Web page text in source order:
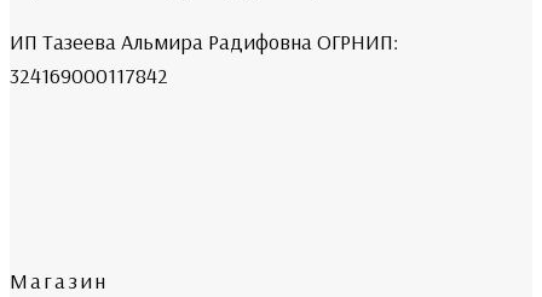
ИП Тазеева Альмира Радифовна ОГРНИП:
324169000117842
Магазин